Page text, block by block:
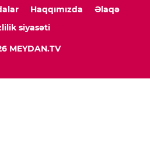
Haqqımızda
Əlaqə
siyasəti
MEYDAN.TV